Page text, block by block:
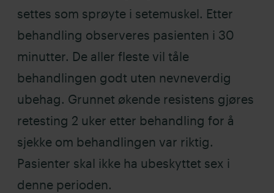
settes som sprøyte i setemuskel. Etter
behandling observeres pasienten i 30
minutter. De aller fleste vil tåle
behandlingen godt uten nevneverdig
ubehag. Grunnet økende resistens gjøres
retesting 2 uker etter behandling for å
sjekke om behandlingen var riktig.
Pasienter skal ikke ha ubeskyttet sex i
denne perioden.